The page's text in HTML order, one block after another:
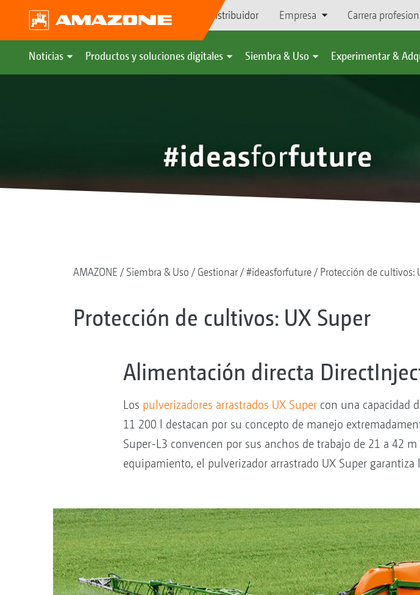
Búsqueda de distribuidor Empresa Carrera
Noticias Productos y soluciones digitales Siembra & Uso Experimentar &
AMAZONE Siembra & Uso Gestionar #ideasforfuture Protección de cultivos:
Protección de cultivos: UX Super
Alimentación directa
Los pulverizadores arrastrados UX Supercon una capacidad
11 200 l destacan por su concepto de manejo
Super-L3 convencen por sus anchos de trabajo de 21 a 42
equipamiento, el pulverizador arrastrado UX Super